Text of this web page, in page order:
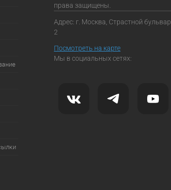
права защищены.
Адрес: г. Москва, Страстной бульвар,
2
Посмотреть на карте
Мы в социальных сетях: